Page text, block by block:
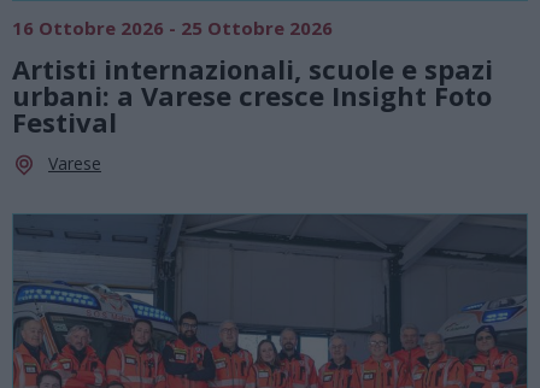
16 Ottobre 2026 - 25 Ottobre 2026
Artisti internazionali, scuole e spazi
urbani: a Varese cresce Insight Foto
Festival
Varese